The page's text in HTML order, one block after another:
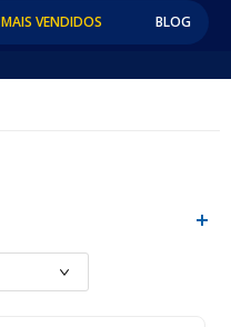
MAIS VENDIDOS BLOG